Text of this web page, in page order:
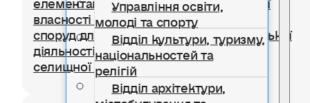
молоді та спорту
Відділ культури, туризму,
національностей та
релігій
Відділ архітектури,
власності для розміщення тимчасових
споруд для провадження підприємницької
діяльності на території Солотвинської
селищної територіальної громади